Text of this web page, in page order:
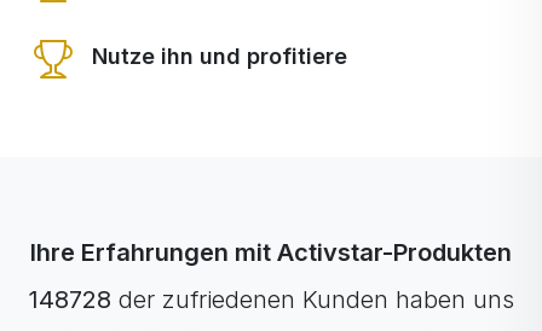
Nutze ihn und profitiere
Ihre Erfahrungen mit Activstar-Produkten
148728 der zufriedenen Kunden haben uns